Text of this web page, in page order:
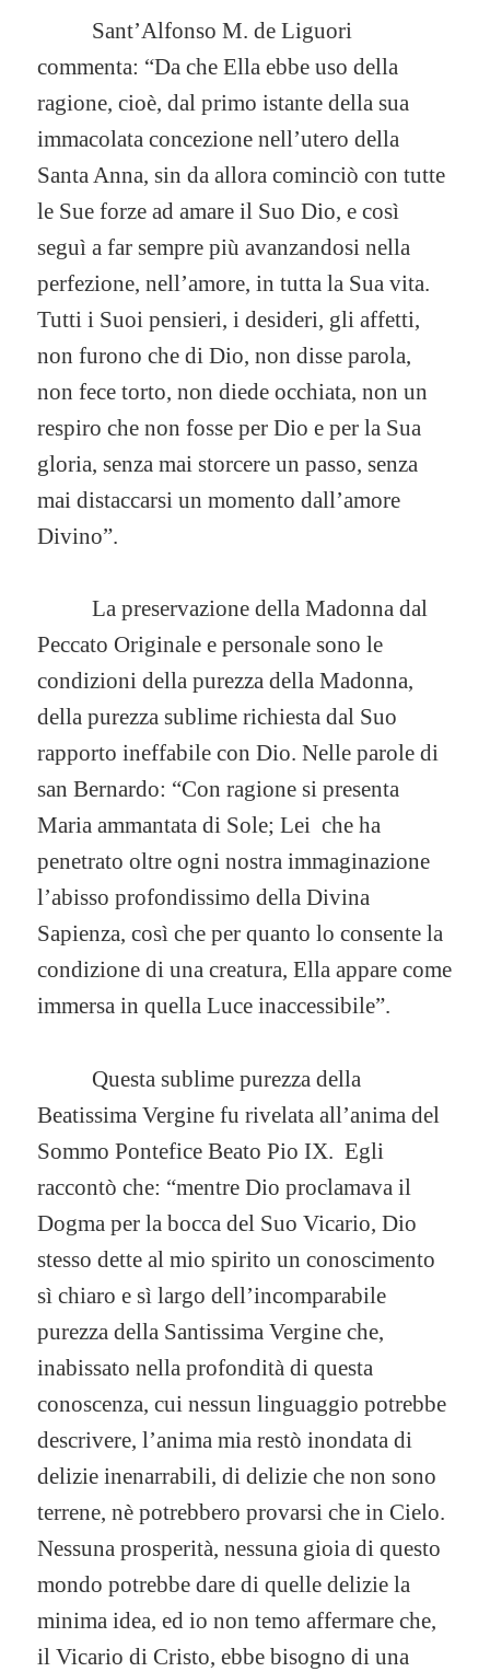
Sant’Alfonso M. de Liguori
commenta: “Da che Ella ebbe uso della
ragione, cioè, dal primo istante della sua
immacolata concezione nell’utero della
Santa Anna, sin da allora cominciò con tutte
le Sue forze ad amare il Suo Dio, e così
seguì a far sempre più avanzandosi nella
perfezione, nell’amore, in tutta la Sua vita.
Tutti i Suoi pensieri, i desideri, gli affetti,
non furono che di Dio, non disse parola,
non fece torto, non diede occhiata, non un
respiro che non fosse per Dio e per la Sua
gloria, senza mai storcere un passo, senza
mai distaccarsi un momento dall’amore
Divino”.
La preservazione della Madonna dal
Peccato Originale e personale sono le
condizioni della purezza della Madonna,
della purezza sublime richiesta dal Suo
rapporto ineffabile con Dio. Nelle parole di
san Bernardo: “Con ragione si presenta
Maria ammantata di Sole; Lei che ha
penetrato oltre ogni nostra immaginazione
l’abisso profondissimo della Divina
Sapienza, così che per quanto lo consente la
condizione di una creatura, Ella appare come
immersa in quella Luce inaccessibile”.
Questa sublime purezza della
Beatissima Vergine fu rivelata all’anima del
Sommo Pontefice Beato Pio IX. Egli
raccontò che: “mentre Dio proclamava il
Dogma per la bocca del Suo Vicario, Dio
stesso dette al mio spirito un conoscimento
sì chiaro e sì largo dell’incomparabile
purezza della Santissima Vergine che,
inabissato nella profondità di questa
conoscenza, cui nessun linguaggio potrebbe
descrivere, l’anima mia restò inondata di
delizie inenarrabili, di delizie che non sono
terrene, nè potrebbero provarsi che in Cielo.
Nessuna prosperità, nessuna gioia di questo
mondo potrebbe dare di quelle delizie la
minima idea, ed io non temo affermare che,
il Vicario di Cristo, ebbe bisogno di una